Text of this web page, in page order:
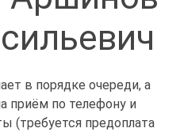
в порядке очереди, а
приём по телефону и
(требуется предоплата